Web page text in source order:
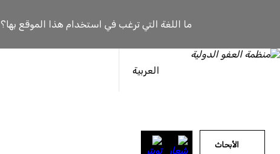
ما اللغة التي ترغب في استخدام هذا الموقع بها؟
العربية
الأبحاث